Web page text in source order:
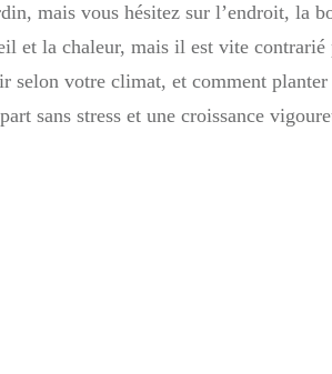
mais vous hésitez sur l’endroit, la
et la chaleur, mais il est vite
selon votre climat, et comment
sans stress et une croissance